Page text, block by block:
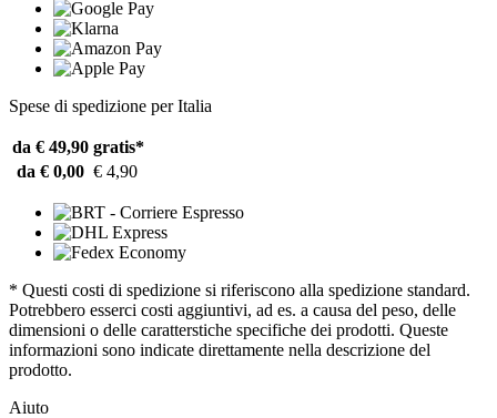
Spese di spedizione per Italia
da € 49,90 gratis*
da € 0,00 € 4,90
* Questi costi di spedizione si riferiscono alla spedizione standard.
Potrebbero esserci costi aggiuntivi, ad es. a causa del peso, delle
dimensioni o delle caratterstiche specifiche dei prodotti. Queste
informazioni sono indicate direttamente nella descrizione del
prodotto.
Aiuto